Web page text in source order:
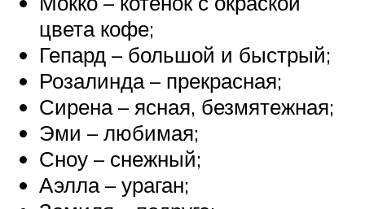
цвета кофе;
Гепард – большой и быстрый;
Розалинда – прекрасная;
Сирена – ясная, безмятежная;
Эми – любимая;
Сноу – снежный;
Аэлла – ураган;